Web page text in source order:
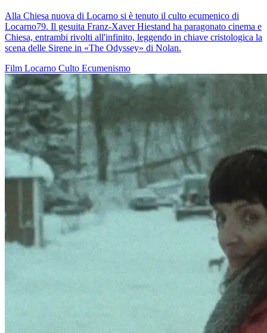
Alla Chiesa nuova di Locarno si è tenuto il culto ecumenico di
Locarno79. Il gesuita Franz-Xaver Hiestand ha paragonato cinema e
Chiesa, entrambi rivolti all'infinito, leggendo in chiave cristologica la
scena delle Sirene in «The Odyssey» di Nolan.
Film Locarno Culto Ecumenismo